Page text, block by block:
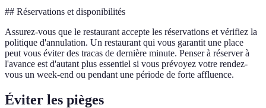
## Réservations et disponibilités
Assurez-vous que le restaurant accepte les réservations et vérifiez la
politique d'annulation. Un restaurant qui vous garantit une place
peut vous éviter des tracas de dernière minute. Penser à réserver à
l'avance est d'autant plus essentiel si vous prévoyez votre rendez-
vous un week-end ou pendant une période de forte affluence.
Éviter les pièges